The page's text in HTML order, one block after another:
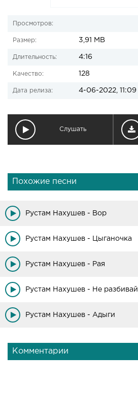
Просмотров:
Размер: 3,91 MB
Длительность: 4:16
Качество: 128
Дата релиза: 4-06-2022, 11:09
Слушать
Похожие песни
Рустам Нахушев - Вор
Рустам Нахушев - Цыганочка
Рустам Нахушев - Рая
Рустам Нахушев - Не разбивай
Рустам Нахушев - Адыги
Комментарии